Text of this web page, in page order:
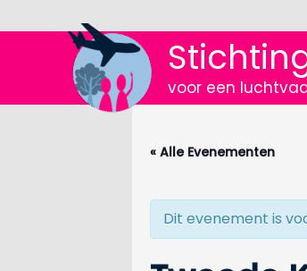
naar
voor een
« Alle Evenementen
Dit evenement is